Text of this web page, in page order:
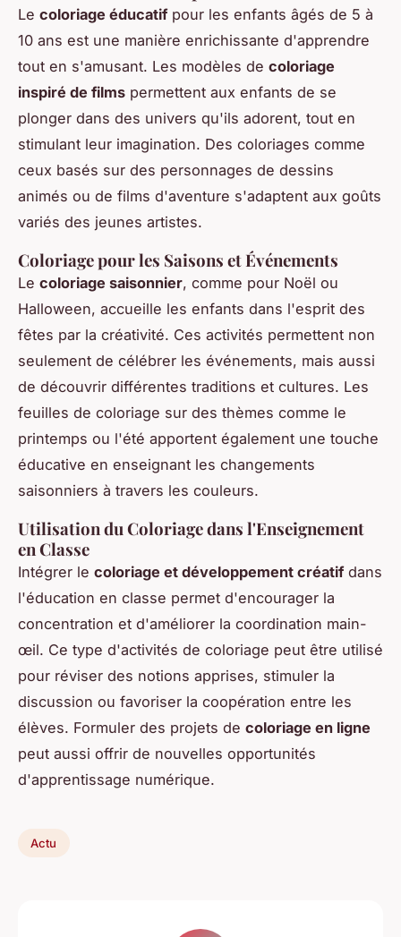
Le coloriage éducatifpour les enfants âgés de 5 à
10 ans est une manière enrichissante d'apprendre
tout en s'amusant. Les modèles de coloriage
inspiré de films permettent aux enfants de se
plonger dans des univers qu'ils adorent, tout en
stimulant leur imagination. Des coloriages comme
ceux basés sur des personnages de dessins
animés ou de films d'aventure s'adaptent aux goûts
variés des jeunes artistes.
Coloriage pour les Saisons et Événements
Le coloriage saisonnier, comme pour Noël ou
Halloween, accueille les enfants dans l'esprit des
fêtes par la créativité. Ces activités permettent non
seulement de célébrer les événements, mais aussi
de découvrir différentes traditions et cultures. Les
feuilles de coloriage sur des thèmes comme le
printemps ou l'été apportent également une touche
éducative en enseignant les changements
saisonniers à travers les couleurs.
Utilisation du Coloriage dans l'Enseignement
en Classe
Intégrer le coloriage et développement créatifdans
l'éducation en classe permet d'encourager la
concentration et d'améliorer la coordination main-
œil. Ce type d'activités de coloriage peut être utilisé
pour réviser des notions apprises, stimuler la
discussion ou favoriser la coopération entre les
élèves. Formuler des projets de coloriage en ligne
peut aussi offrir de nouvelles opportunités
d'apprentissage numérique.
Actu